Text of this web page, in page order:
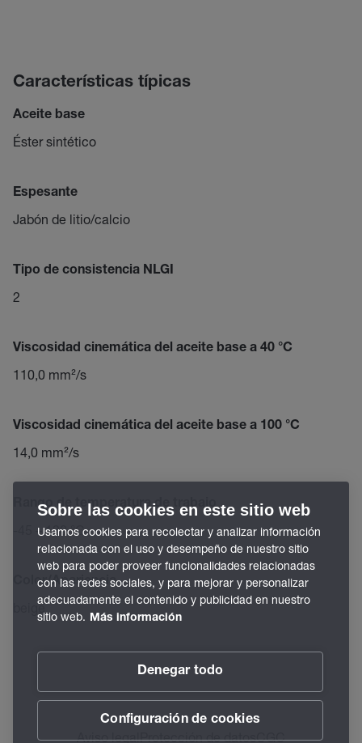
Características típicas
Aceite base
Éster sintético
Espesante
Jabón de litio/calcio
Tipo de consistencia NLGI
2
Viscosidad cinemática del aceite base a 40 °C
110,0 mm²/s
Viscosidad cinemática del aceite base a 100 °C
14,0 mm²/s
Rango de temperatura de trabajo
-45 – 120 °C
Color/Apariencia
beige
Aviso legalProtección de datosCGC
Sobre las cookies en este sitio web
Usamos cookies para recolectar y analizar información
relacionada con el uso y desempeño de nuestro sitio
web para poder proveer funcionalidades relacionadas
con las redes sociales, y para mejorar y personalizar
adecuadamente el contenido y publicidad en nuestro
sitio web. Más información
Denegar todo
Configuración de cookies